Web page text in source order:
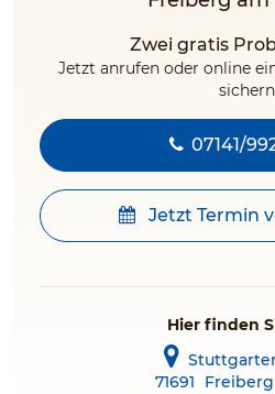
Zwei gratis
Jetzt anrufen oder online
sichern
07141/
Jetzt Termin
Hier finden
71691